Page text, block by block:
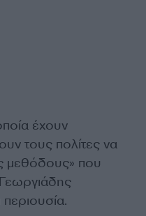
έχουν
τους πολίτες να
μεθόδους» που